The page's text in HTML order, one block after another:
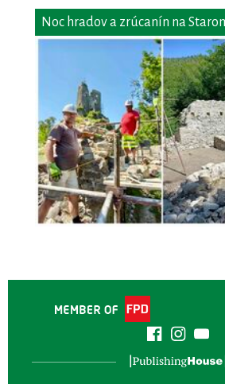
Noc hradov a zrúcanín na